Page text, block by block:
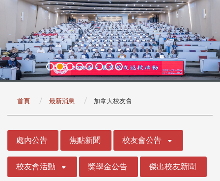
首頁 最新消息 加拿大校友會
處內公告 焦點新聞 校友會公告
校友會活動 獎學金公告 傑出校友新聞